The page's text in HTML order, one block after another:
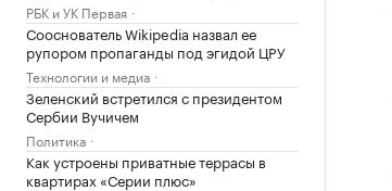
РБК и УК Первая
Сооснователь Wikipedia назвал ее
рупором пропаганды под эгидой ЦРУ
Технологии и медиа
Зеленский встретился с президентом
Сербии Вучичем
Политика
Как устроены приватные террасы в
квартирах «Серии плюс»